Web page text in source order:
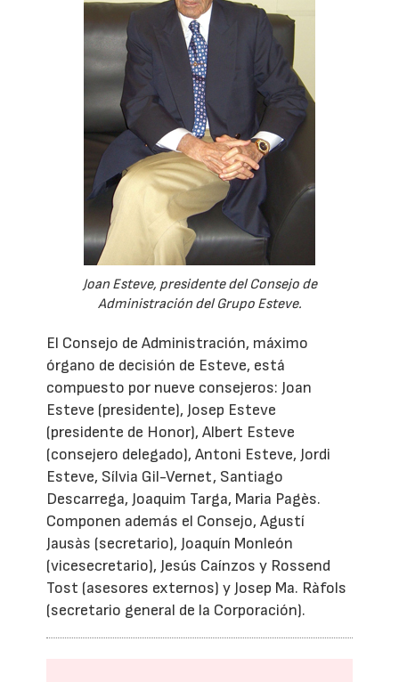
Joan Esteve, presidente del Consejo de
Administración del Grupo Esteve.
El Consejo de Administración, máximo
órgano de decisión de Esteve, está
compuesto por nueve consejeros: Joan
Esteve (presidente), Josep Esteve
(presidente de Honor), Albert Esteve
(consejero delegado), Antoni Esteve, Jordi
Esteve, Sílvia Gil-Vernet, Santiago
Descarrega, Joaquim Targa, Maria Pagès.
Componen además el Consejo, Agustí
Jausàs (secretario), Joaquín Monleón
(vicesecretario), Jesús Caínzos y Rossend
Tost (asesores externos) y Josep Ma. Ràfols
(secretario general de la Corporación).